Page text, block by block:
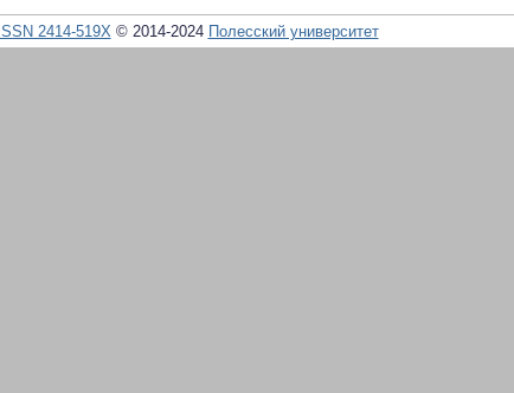
ISSN 2414-519X© 2014-2024 Полесский университет